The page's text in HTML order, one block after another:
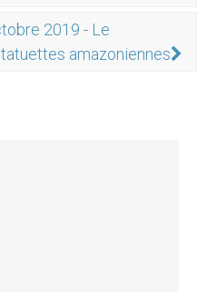
2019 - Le
amazoniennes